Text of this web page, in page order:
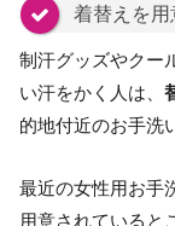
着替えを用
制汗グッズやクー
い汗をかく人は、
的地付近のお手洗
最近の女性用お手
用意されていると